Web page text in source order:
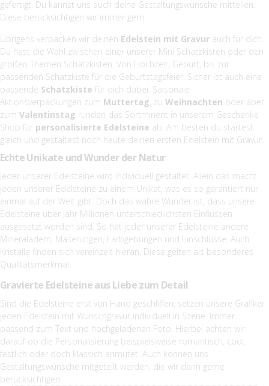
gefertigt. Du kannst uns auch deine Gestaltungswünsche mitteilen.
Diese berücksichtigen wir immer gern.
Übrigens verpacken wir deinen Edelstein mit Gravur auch für dich.
Du hast die Wahl zwischen einer unserer Mini Schatzkisten oder den
großen Themen Schatzkisten. Von Hochzeit, Geburt, bis zur
passenden Schatzkiste für die Geburtstagsfeier. Sicher ist auch eine
passende Schatzkiste für dich dabei. Saisonale
Aktionsverpackungen zum Muttertag, zu Weihnachten oder aber
zum Valentinstag runden das Sortminent in unserem Geschenke
Shop für personalisierte Edelsteine ab. Am besten du startest
gleich und gestaltest noch heute deinen ersten Edelstein mit Gravur.
Echte Unikate und Wunder der Natur
Jeder unserer Edelsteine wird individuell gestaltet. Allein das macht
jeden unserer Edelsteine zu einem Unikat, was es so garantiert nur
einmal auf der Welt gibt. Doch das wahre Wunder ist, dass unsere
Edelsteine über Jahr Millionen unterschiedlichsten Einflüssen
ausgesetzt worden sind. So hat jeder unserer Edelsteine andere
Mineraladern, Maserungen, Farbgebungen und Einschlüsse. Auch
Kristalle finden sich vereinzelt hieran. Diese gelten als besonderes
Qualitätsmerkmal.
Gravierte Edelsteine aus Liebe zum Detail
Sind die Edelsteine erst von Hand geschliffen, setzen unsere Grafiker
jeden Edelstein mit Wunschgravur individuell in Szene. Immer
passend zum Text und hochgeladenen Foto. Hierbei achten wir
darauf ob die Personalisierung beispielsweise romantisch, cool,
festlich oder doch klassich anmutet. Auch können uns
Gestaltungswünsche mitgeteilt werden, die wir dann gerne
berücksichtigen.